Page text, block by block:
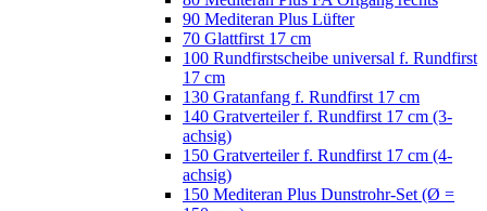
90 Mediteran Plus Lüfter
70 Glattfirst 17 cm
100 Rundfirstscheibe universal f. Rundfirst
17 cm
130 Gratanfang f. Rundfirst 17 cm
140 Gratverteiler f. Rundfirst 17 cm (3-
achsig)
150 Gratverteiler f. Rundfirst 17 cm (4-
achsig)
150 Mediteran Plus Dunstrohr-Set (Ø =